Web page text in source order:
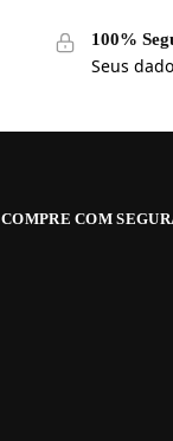
100%
Seus
COMPRE COM